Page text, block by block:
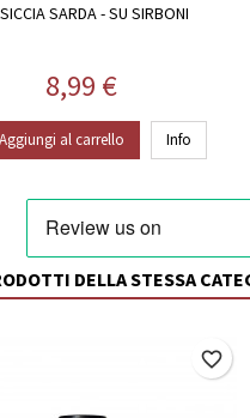
SARDA - SU SIRBONI
Prezzo
8,99 €
Aggiungi al carrello Info
DELLA STESSA
favorite_border